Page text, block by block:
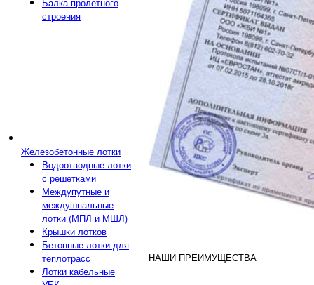
строения
Железобетонные лотки
Водоотводные лотки
с решетками
Междупутные и
междушпальные
лотки (МПЛ и МШЛ)
Крышки лотков
Бетонные лотки для
теплотрасс
Лотки кабельные
НАШИ ПРЕИМУЩЕСТВА